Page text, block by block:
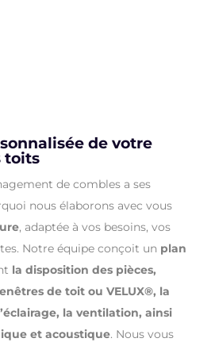
de votre
toits
de combles a ses
nous élaborons avec vous
, adaptée à vos besoins, vos
Notre équipe conçoit un plan
la disposition des pièces,
de toit ou VELUX®, la
la ventilation, ainsi
et acoustique. Nous vous